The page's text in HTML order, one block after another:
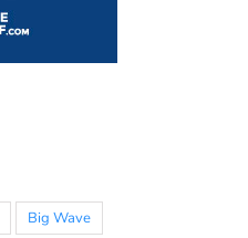
Big Wave